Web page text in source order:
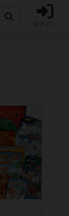
ログイン